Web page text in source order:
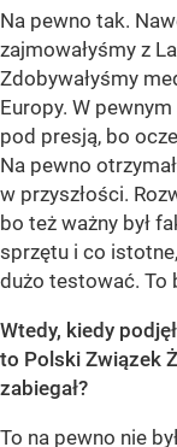
Na pewno tak.
zajmowałyśmy z
Zdobywałyśmy
Europy. W
pod presją, bo
Na pewno
w przyszłości.
bo też ważny był
sprzętu i co
dużo testować. To
Wtedy, kiedy
to Polski Związek
zabiegał?
To na pewno nie